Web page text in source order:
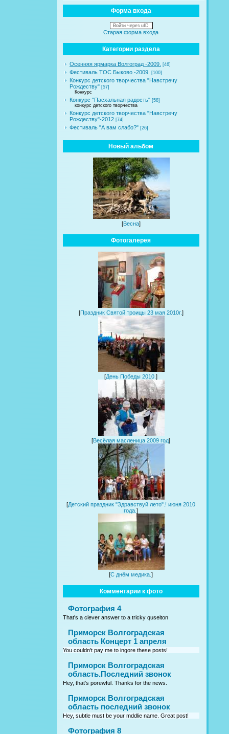
Форма входа
Войти через uID
Старая форма входа
Категории раздела
Осенняя ярмарка Волгоград -2009. [46]
Фестиваль ТОС Быково -2009. [100]
Конкурс детского творчества "Навстречу
Рождеству" [57]
Конкурс
Конкурс "Пасхальная радость" [58]
конкурс детского творчества
Конкурс детского творчества "Навстречу
Рождеству"-2012 [74]
Фестиваль "А вам слабо?" [26]
Новый альбом
[Весна]
Фотогалерея
[Праздник Святой троицы 23 мая 2010г.]
[День Победы 2010.]
[Весёлая масленица 2009 год]
[Детский праздник "Здравствуй лето".! июня 2010
года.]
[С днём медика.]
Комментарии к фото
Фотография 4
That's a clever answer to a tricky quseiton
Приморск Волгоградская
область Концерт 1 апреля
You couldn't pay me to ingore these posts!
Приморск Волгоградская
область.Последний звонок
Hey, that's porewful. Thanks for the news.
Приморск Волгоградская
область последний звонок
Hey, subtle must be your mddlie name. Great post!
Фотография 8